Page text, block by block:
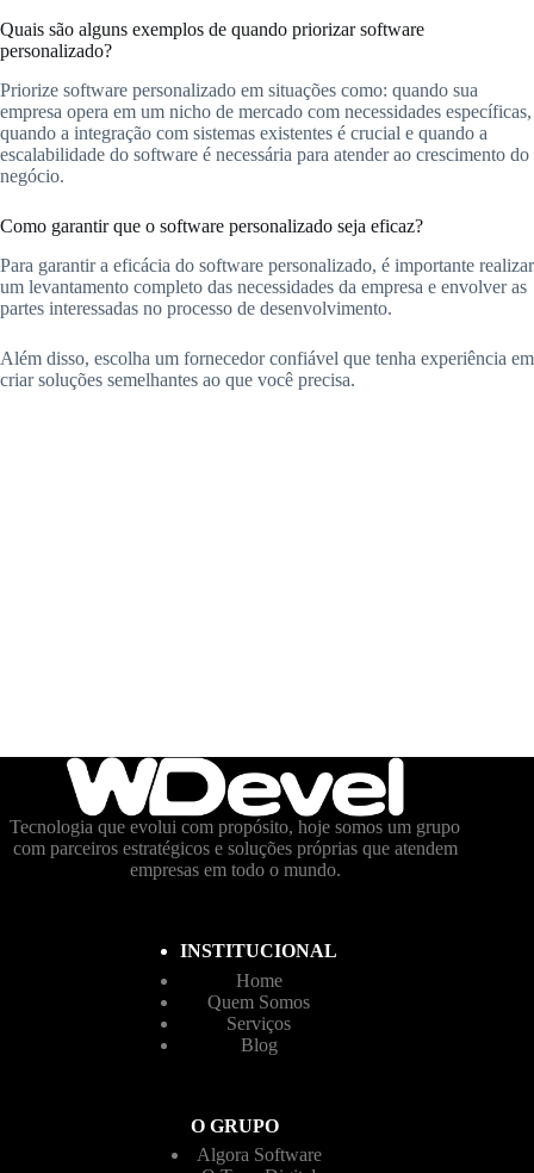
Quais são alguns exemplos de quando priorizar software
personalizado?
Priorize software personalizado em situações como: quando sua
empresa opera em um nicho de mercado com necessidades específicas,
quando a integração com sistemas existentes é crucial e quando a
escalabilidade do software é necessária para atender ao crescimento do
negócio.
Como garantir que o software personalizado seja eficaz?
Para garantir a eficácia do software personalizado, é importante realizar
um levantamento completo das necessidades da empresa e envolver as
partes interessadas no processo de desenvolvimento.
Além disso, escolha um fornecedor confiável que tenha experiência em
criar soluções semelhantes ao que você precisa.
Tecnologia que evolui com propósito, hoje somos um grupo
com parceiros estratégicos e soluções próprias que atendem
empresas em todo o mundo.
INSTITUCIONAL
Home
Quem Somos
Serviços
Blog
O GRUPO
Algora Software